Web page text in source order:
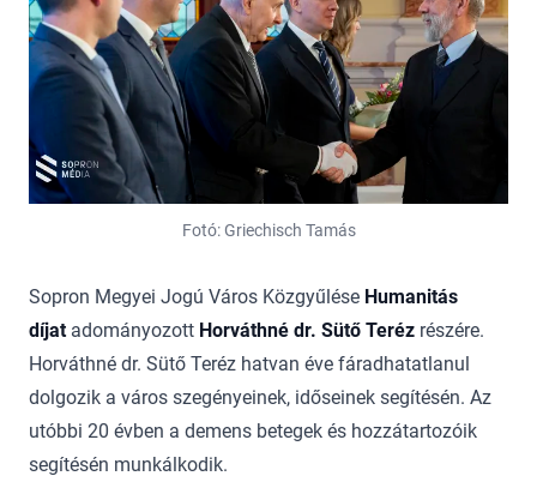
Fotó: Griechisch Tamás
Sopron Megyei Jogú Város Közgyűlése Humanitás
díjat adományozott Horváthné dr. Sütő Teréz részére.
Horváthné dr. Sütő Teréz hatvan éve fáradhatatlanul
dolgozik a város szegényeinek, időseinek segítésén. Az
utóbbi 20 évben a demens betegek és hozzátartozóik
segítésén munkálkodik.